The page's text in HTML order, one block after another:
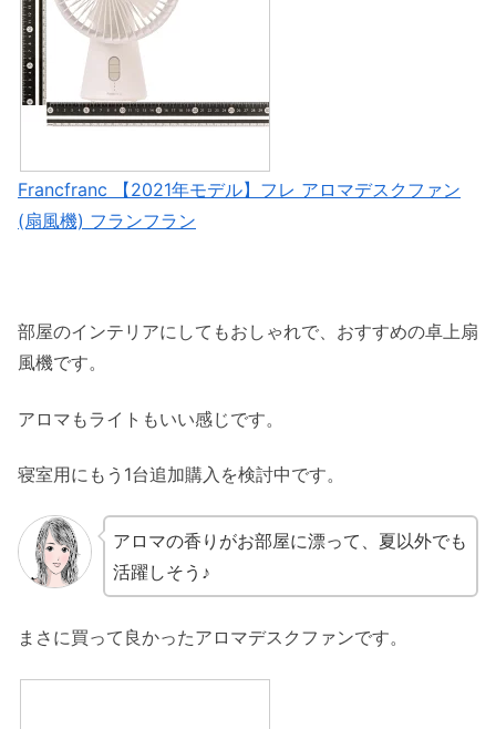
Francfranc 【2021年モデル】フレ アロマデスクファン
(扇風機) フランフラン
部屋のインテリアにしてもおしゃれで、おすすめの卓上扇
風機です。
アロマもライトもいい感じです。
寝室用にもう1台追加購入を検討中です。
アロマの香りがお部屋に漂って、夏以外でも
活躍しそう♪
まさに買って良かったアロマデスクファンです。